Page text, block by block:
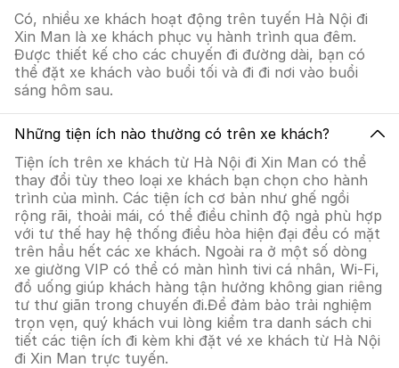
Có, nhiều xe khách hoạt động trên tuyến Hà Nội đi
Xin Man là xe khách phục vụ hành trình qua đêm.
Được thiết kế cho các chuyến đi đường dài, bạn có
thể đặt xe khách vào buổi tối và đi đi nơi vào buổi
sáng hôm sau.
Những tiện ích nào thường có trên xe khách?
Tiện ích trên xe khách từ Hà Nội đi Xin Man có thể
thay đổi tùy theo loại xe khách bạn chọn cho hành
trình của mình. Các tiện ích cơ bản như ghế ngồi
rộng rãi, thoải mái, có thể điều chỉnh độ ngả phù hợp
với tư thế hay hệ thống điều hòa hiện đại đều có mặt
trên hầu hết các xe khách. Ngoài ra ở một số dòng
xe giường VIP có thể có màn hình tivi cá nhân, Wi-Fi,
đồ uống giúp khách hàng tận hưởng không gian riêng
tư thư giãn trong chuyến đi.Để đảm bảo trải nghiệm
trọn vẹn, quý khách vui lòng kiểm tra danh sách chi
tiết các tiện ích đi kèm khi đặt vé xe khách từ Hà Nội
đi Xin Man trực tuyến.